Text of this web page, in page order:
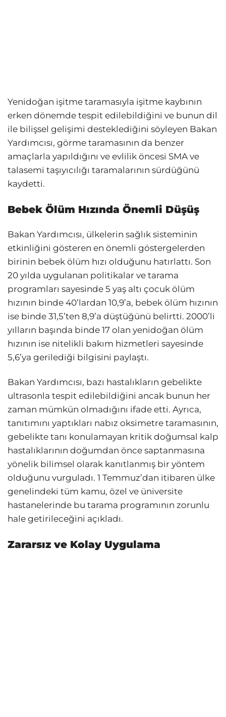
Yenidoğan işitme taramasıyla işitme kaybının
erken dönemde tespit edilebildiğini ve bunun dil
ile bilişsel gelişimi desteklediğini söyleyen Bakan
Yardımcısı, görme taramasının da benzer
amaçlarla yapıldığını ve evlilik öncesi SMA ve
talasemi taşıyıcılığı taramalarının sürdüğünü
kaydetti.
Bebek Ölüm Hızında Önemli Düşüş
Bakan Yardımcısı, ülkelerin sağlık sisteminin
etkinliğini gösteren en önemli göstergelerden
birinin bebek ölüm hızı olduğunu hatırlattı. Son
20 yılda uygulanan politikalar ve tarama
programları sayesinde 5 yaş altı çocuk ölüm
hızının binde 40’lardan 10,9’a, bebek ölüm hızının
ise binde 31,5’ten 8,9’a düştüğünü belirtti. 2000’li
yılların başında binde 17 olan yenidoğan ölüm
hızının ise nitelikli bakım hizmetleri sayesinde
5,6’ya gerilediği bilgisini paylaştı.
Bakan Yardımcısı, bazı hastalıkların gebelikte
ultrasonla tespit edilebildiğini ancak bunun her
zaman mümkün olmadığını ifade etti. Ayrıca,
tanıtımını yaptıkları nabız oksimetre taramasının,
gebelikte tanı konulamayan kritik doğumsal kalp
hastalıklarının doğumdan önce saptanmasına
yönelik bilimsel olarak kanıtlanmış bir yöntem
olduğunu vurguladı. 1 Temmuz’dan itibaren ülke
genelindeki tüm kamu, özel ve üniversite
hastanelerinde bu tarama programının zorunlu
hale getirileceğini açıkladı.
Zararsız ve Kolay Uygulama